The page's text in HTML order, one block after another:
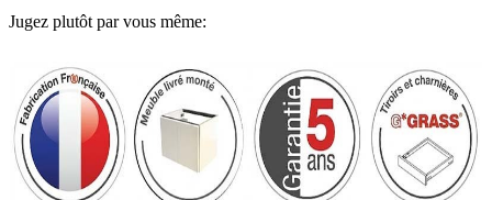
Jugez plutôt par vous même: